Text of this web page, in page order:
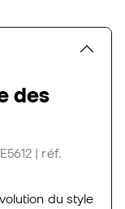
des
| réf.
du style